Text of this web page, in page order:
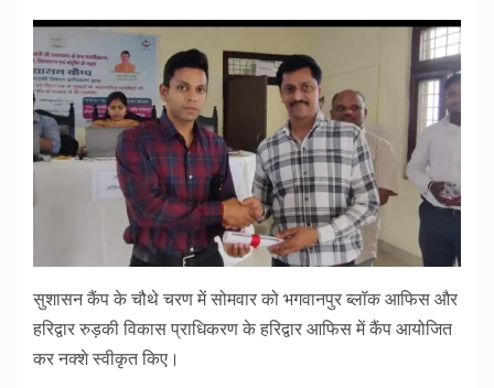
सुशासन कैंप के चौथे चरण में सोमवार को भगवानपुर ब्लॉक आफिस और
हरिद्वार रुड़की विकास प्राधिकरण के हरिद्वार आफिस में कैंप आयोजित
कर नक्शे स्वीकृत किए।